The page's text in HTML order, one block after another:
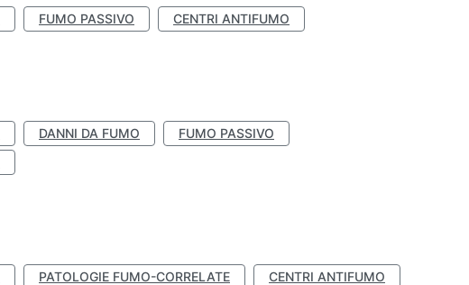
FUMO PASSIVO CENTRI ANTIFUMO
DANNI DA FUMO
FUMO PASSIVO
PATOLOGIE FUMO-CORRELATE CENTRI ANTIFUMO